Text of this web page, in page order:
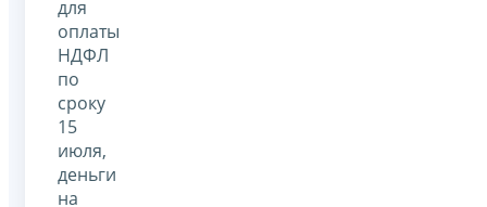
для
оплаты
НДФЛ
по
сроку
15
июля,
деньги
на